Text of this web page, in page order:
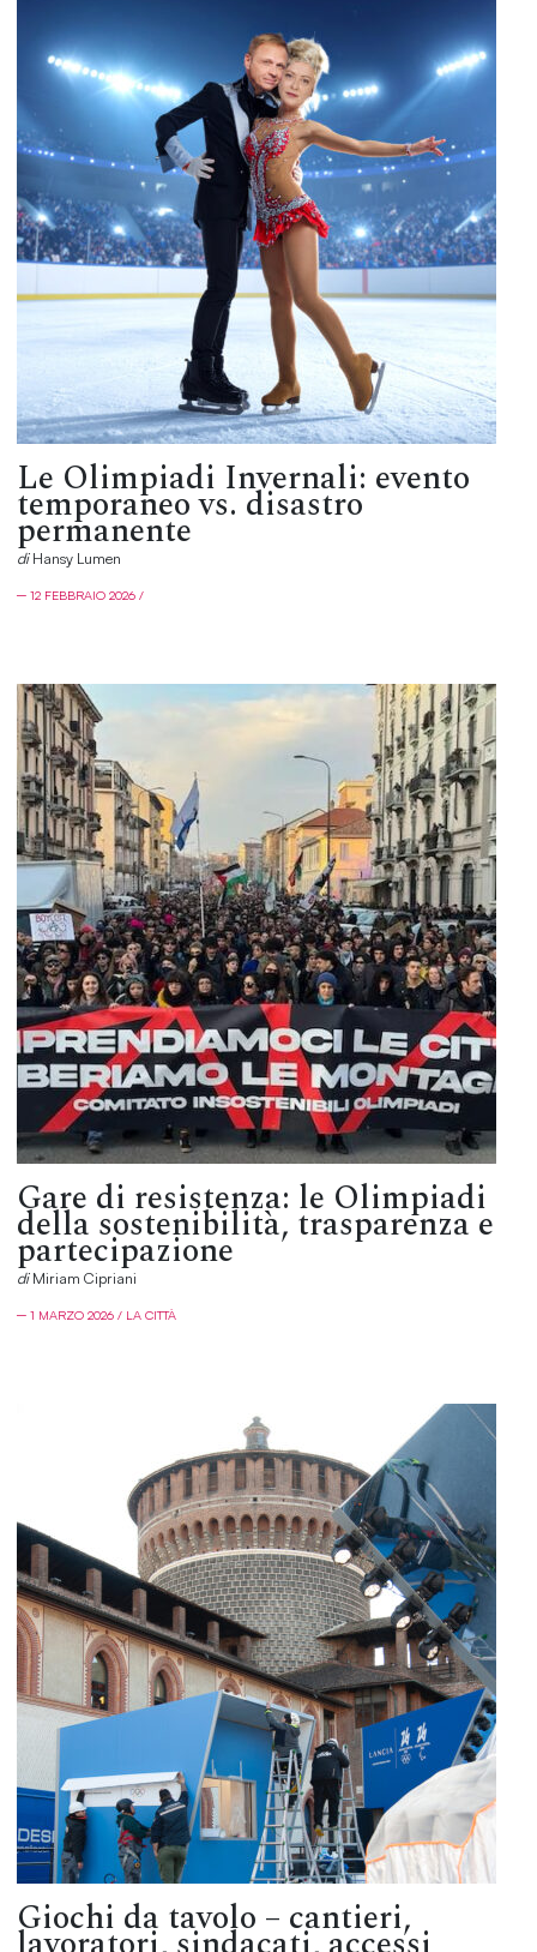
Le Olimpiadi Invernali: evento
temporaneo vs. disastro
permanente
diHansy Lumen
─ 12 FEBBRAIO 2026 /
Gare di resistenza: le Olimpiadi
della sostenibilità, trasparenza e
partecipazione
diMiriam Cipriani
─ 1 MARZO 2026 / LA CITTÀ
Giochi da tavolo – cantieri,